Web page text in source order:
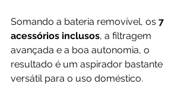
Somando a bateria removível, os 7
acessórios inclusos, a filtragem
avançada e a boa autonomia, o
resultado é um aspirador bastante
versátil para o uso doméstico.